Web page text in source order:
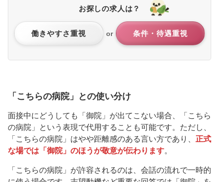
お探しの求人は？
働きやすさ重視 or 条件・待遇重視
「こちらの病院」との使い分け
面接中にどうしても「御院」が出てこない場合、「こちら
の病院」という表現で代用することも可能です。ただし、
「こちらの病院」はやや距離感のある言い方であり、 正式
な場では「御院」のほうが敬意が伝わります。
「こちらの病院」が許容されるのは、会話の流れで一時的